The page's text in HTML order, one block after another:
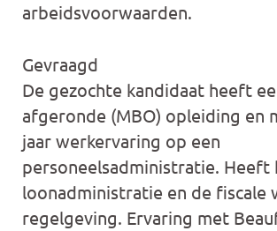
arbeidsvoorwaarden.
Gevraagd
De gezochte kandidaat heeft
afgeronde (MBO) opleiding en
jaar werkervaring op een
personeelsadministratie. Heeft
loonadministratie en de fiscale
regelgeving. Ervaring met